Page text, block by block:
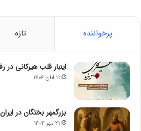
پرخواننده تازه
اینبار قلب هیرکانی
۱۱ آبان ۱۴۰۴
بزرگمهر بختگان در
۲۱ مهر ۱۴۰۴